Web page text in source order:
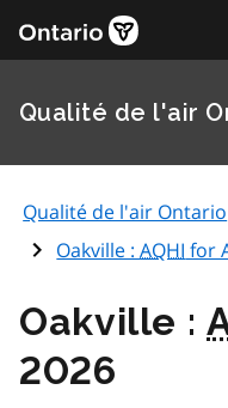
Qualité de l'air
Qualité de l'air Ontario
Oakville :AQHI for
Oakville :
2026